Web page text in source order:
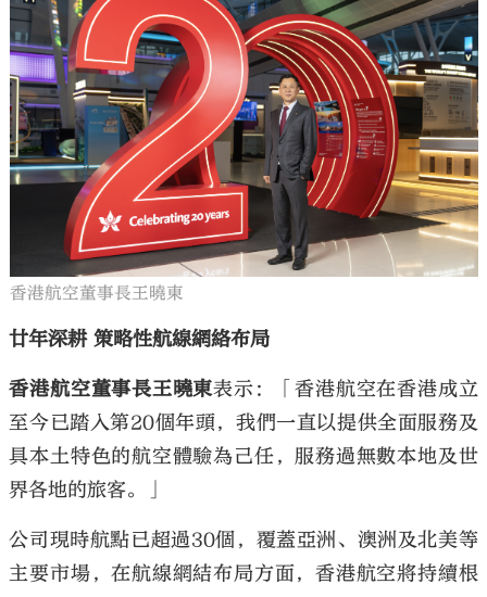
香港航空董事長王曉東
廿年深耕 策略性航線網絡布局
香港航空董事長王曉東表示：「香港航空在香港成立
至今已踏入第20個年頭，我們一直以提供全面服務及
具本土特色的航空體驗為己任，服務過無數本地及世
界各地的旅客。」
公司現時航點已超過30個，覆蓋亞洲、澳洲及北美等
主要市場，在航線網結布局方面，香港航空將持續根